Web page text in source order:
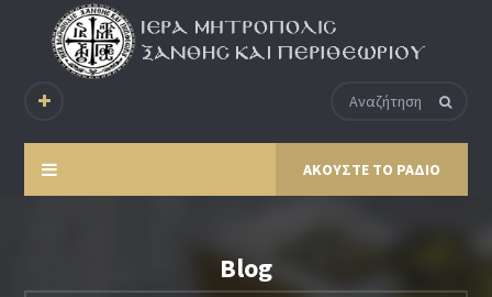
ΑΚΟΥΣΤΕ ΤΟ ΡΑΔΙΟ
Blog